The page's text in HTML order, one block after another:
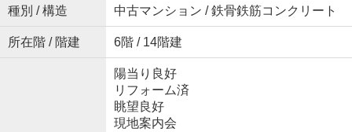
種別 / 構造 中古マンション / 鉄骨鉄筋コンクリート
所在階 / 階建 6階 / 14階建
陽当り良好
リフォーム済
眺望良好
現地案内会